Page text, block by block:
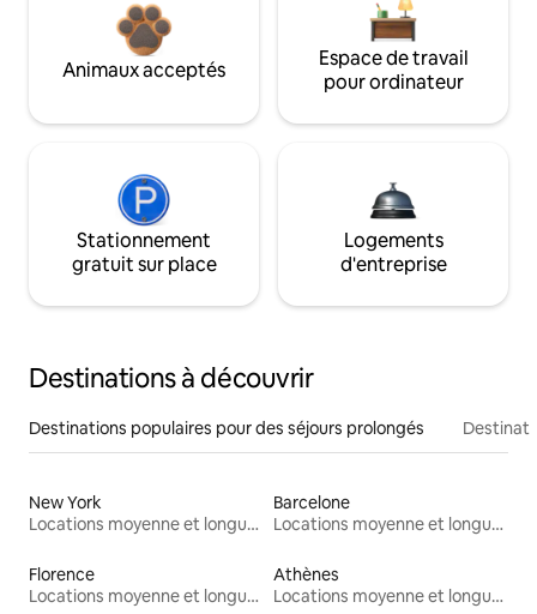
Animaux acceptés
Espace de travail
pour ordinateur
Stationnement
gratuit sur place
Logements
d'entreprise
Destinations à découvrir
Destinations populaires pour des séjours prolongés
New York
Locations moyenne et longue durée
Barcelone
Locations moyenne et longue durée
Florence
Locations moyenne et longue durée
Athènes
Locations moyenne et longue durée